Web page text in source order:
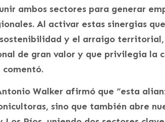
ambos sectores para generar
Al activar estas sinergias
y el arraigo territorial,
de gran valor y que privilegia la
comentó.
Walker afirmó que “esta
sino que también abre